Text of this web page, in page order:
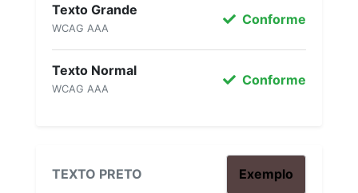
Texto Grande
WCAG AAA
Conforme
Texto Normal
WCAG AAA
Conforme
TEXTO PRETO Exemplo